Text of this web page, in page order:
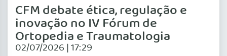
CFM debate ética, regulação e
inovação no IV Fórum de
Ortopedia e Traumatologia
02/07/2026 | 17:29